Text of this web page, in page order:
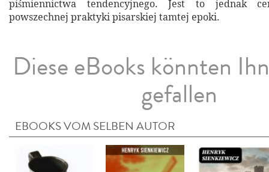
piśmiennictwa tendencyjnego. Jest to jednak
powszechnej praktyki pisarskiej tamtej epoki.
Diese eBooks könnten
gefallen
EBOOKS VOM SELBEN AUTOR